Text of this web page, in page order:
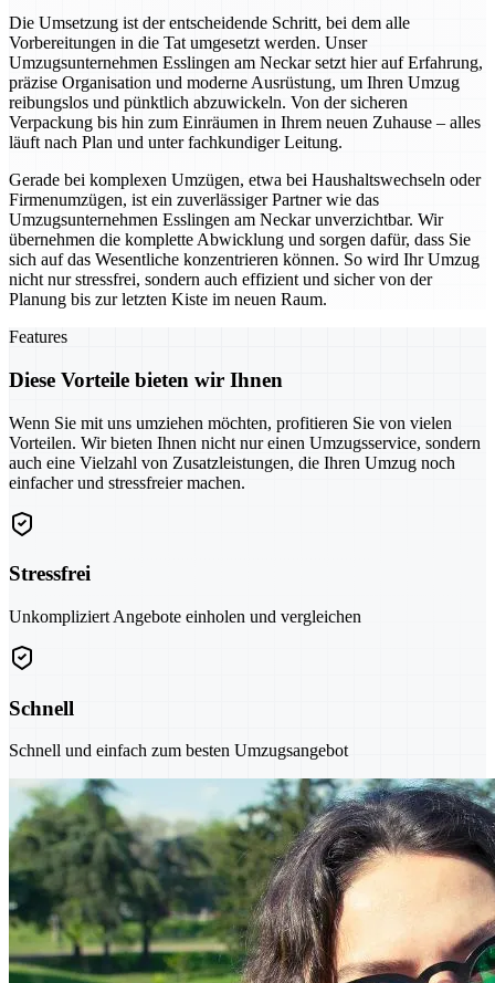
Die Umsetzung ist der entscheidende Schritt, bei dem alle
Vorbereitungen in die Tat umgesetzt werden. Unser
Umzugsunternehmen Esslingen am Neckar setzt hier auf Erfahrung,
präzise Organisation und moderne Ausrüstung, um Ihren Umzug
reibungslos und pünktlich abzuwickeln. Von der sicheren
Verpackung bis hin zum Einräumen in Ihrem neuen Zuhause – alles
läuft nach Plan und unter fachkundiger Leitung.
Gerade bei komplexen Umzügen, etwa bei Haushaltswechseln oder
Firmenumzügen, ist ein zuverlässiger Partner wie das
Umzugsunternehmen Esslingen am Neckar unverzichtbar. Wir
übernehmen die komplette Abwicklung und sorgen dafür, dass Sie
sich auf das Wesentliche konzentrieren können. So wird Ihr Umzug
nicht nur stressfrei, sondern auch effizient und sicher von der
Planung bis zur letzten Kiste im neuen Raum.
Features
Diese Vorteile bieten wir Ihnen
Wenn Sie mit uns umziehen möchten, profitieren Sie von vielen
Vorteilen. Wir bieten Ihnen nicht nur einen Umzugsservice, sondern
auch eine Vielzahl von Zusatzleistungen, die Ihren Umzug noch
einfacher und stressfreier machen.
Stressfrei
Unkompliziert Angebote einholen und vergleichen
Schnell
Schnell und einfach zum besten Umzugsangebot